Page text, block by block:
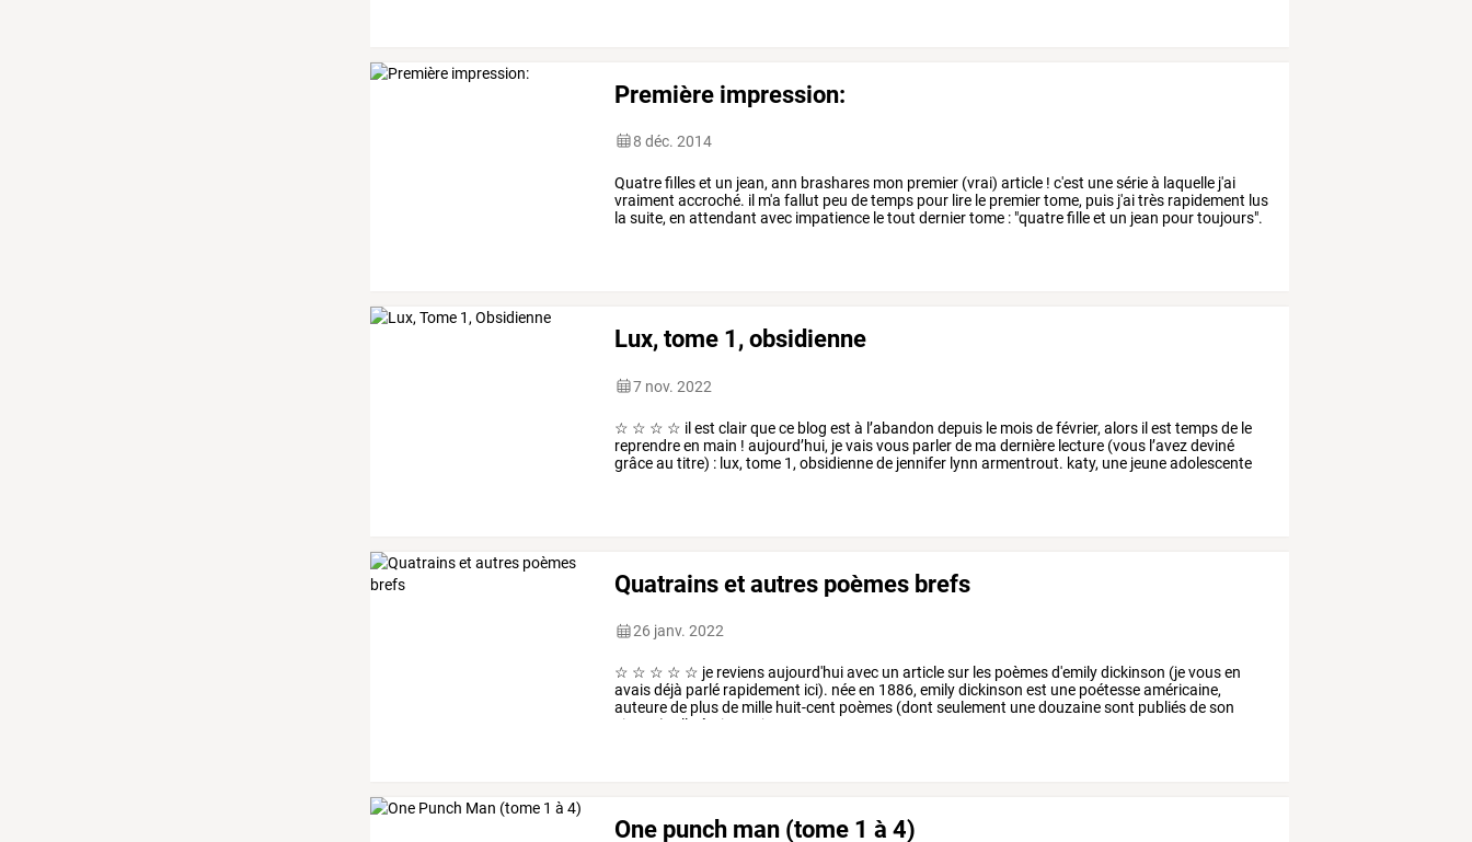
Première impression:
8 déc. 2014
Quatrefilleset un jean, ann brashares mon premier (vrai) article ! c'est unesérieà laquelle j'ai
vraiment accroché. il m'a fallut peu detemps pour lire le premiertome, puis j'aitrès rapidement lus
la suite, en attendant avec impatience letout derniertome : "quatrefilleet un jean pourtoujours".
Lux, tome 1, obsidienne
7 nov. 2022
☆ ☆ ☆ ☆ il est clairquece blog est à l’abandon depuis le moisdefévrier, alors il est tempsde le
reprendreen main ! aujourd’hui, jevaisvous parlerde ma dernière lecture (vous l’avezdeviné
grâceau titre) : lux, tome 1, obsidiennede jennifer lynn armentrout. katy, une jeuneadolescente
Quatrains et autres poèmes brefs
26 janv. 2022
☆ ☆ ☆ ☆ ☆ je reviensaujourd'huiavec un articlesur les poèmesd'emilydickinson (jevousen
avaisdéjà parlé rapidement ici). néeen 1886,emilydickinson est une poétesseaméricaine,
auteurede plusde mille huit-cent poèmes (dont seulement unedouzainesont publiésdeson
vivant!).
elle était jeune
One punch man (tome 1 à 4)